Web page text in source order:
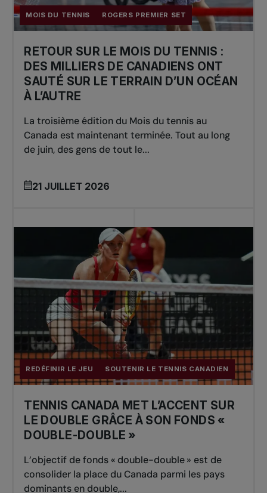
MOIS DU TENNIS ROGERS PREMIER SET
RETOUR SUR LE MOIS DU TENNIS :
DES MILLIERS DE CANADIENS ONT
SAUTÉ SUR LE TERRAIN D’UN OCÉAN
À L’AUTRE
La troisième édition du Mois du tennis au
Canada est maintenant terminée. Tout au long
de juin, des gens de tout le...
21 JUILLET 2026
REDÉFINIR LE JEU SOUTENIR LE TENNIS CANADIEN
TENNIS CANADA MET L’ACCENT SUR
LE DOUBLE GRÂCE À SON FONDS «
DOUBLE-DOUBLE »
L’objectif de fonds « double-double » est de
consolider la place du Canada parmi les pays
dominants en double,...